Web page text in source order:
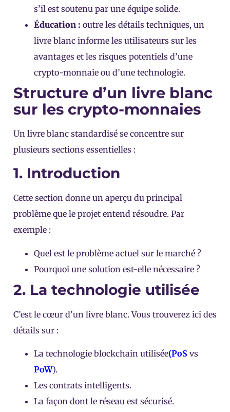
s’il est soutenu par une équipe solide.
Éducation : outre les détails techniques, un
livre blanc informe les utilisateurs sur les
avantages et les risques potentiels d’une
crypto-monnaie ou d’une technologie.
Structure d’un livre blanc
sur les crypto-monnaies
Un livre blanc standardisé se concentre sur
plusieurs sections essentielles :
1. Introduction
Cette section donne un aperçu du principal
problème que le projet entend résoudre. Par
exemple :
Quel est le problème actuel sur le marché ?
Pourquoi une solution est-elle nécessaire ?
2. La technologie utilisée
C’est le cœur d’un livre blanc. Vous trouverez ici des
détails sur :
La technologie blockchain utilisée(PoS vs
PoW).
Les contrats intelligents.
La façon dont le réseau est sécurisé.